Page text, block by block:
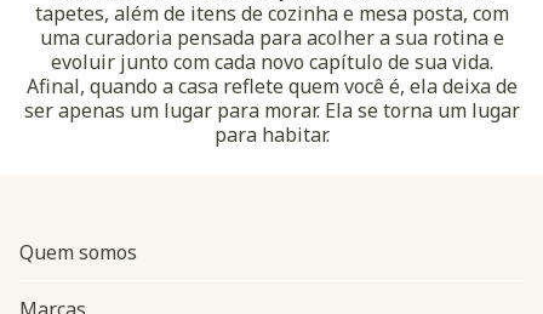
tapetes, além de itens de cozinha e mesa posta, com
uma curadoria pensada para acolher a sua rotina e
evoluir junto com cada novo capítulo de sua vida.
Afinal, quando a casa reflete quem você é, ela deixa de
ser apenas um lugar para morar. Ela se torna um lugar
para habitar.
Quem somos